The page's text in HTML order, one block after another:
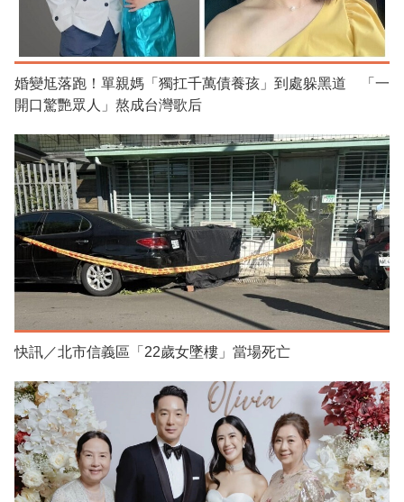
婚變尪落跑！單親媽「獨扛千萬債養孩」到處躲黑道 「一
開口驚艷眾人」熬成台灣歌后
快訊／北市信義區「22歲女墜樓」當場死亡